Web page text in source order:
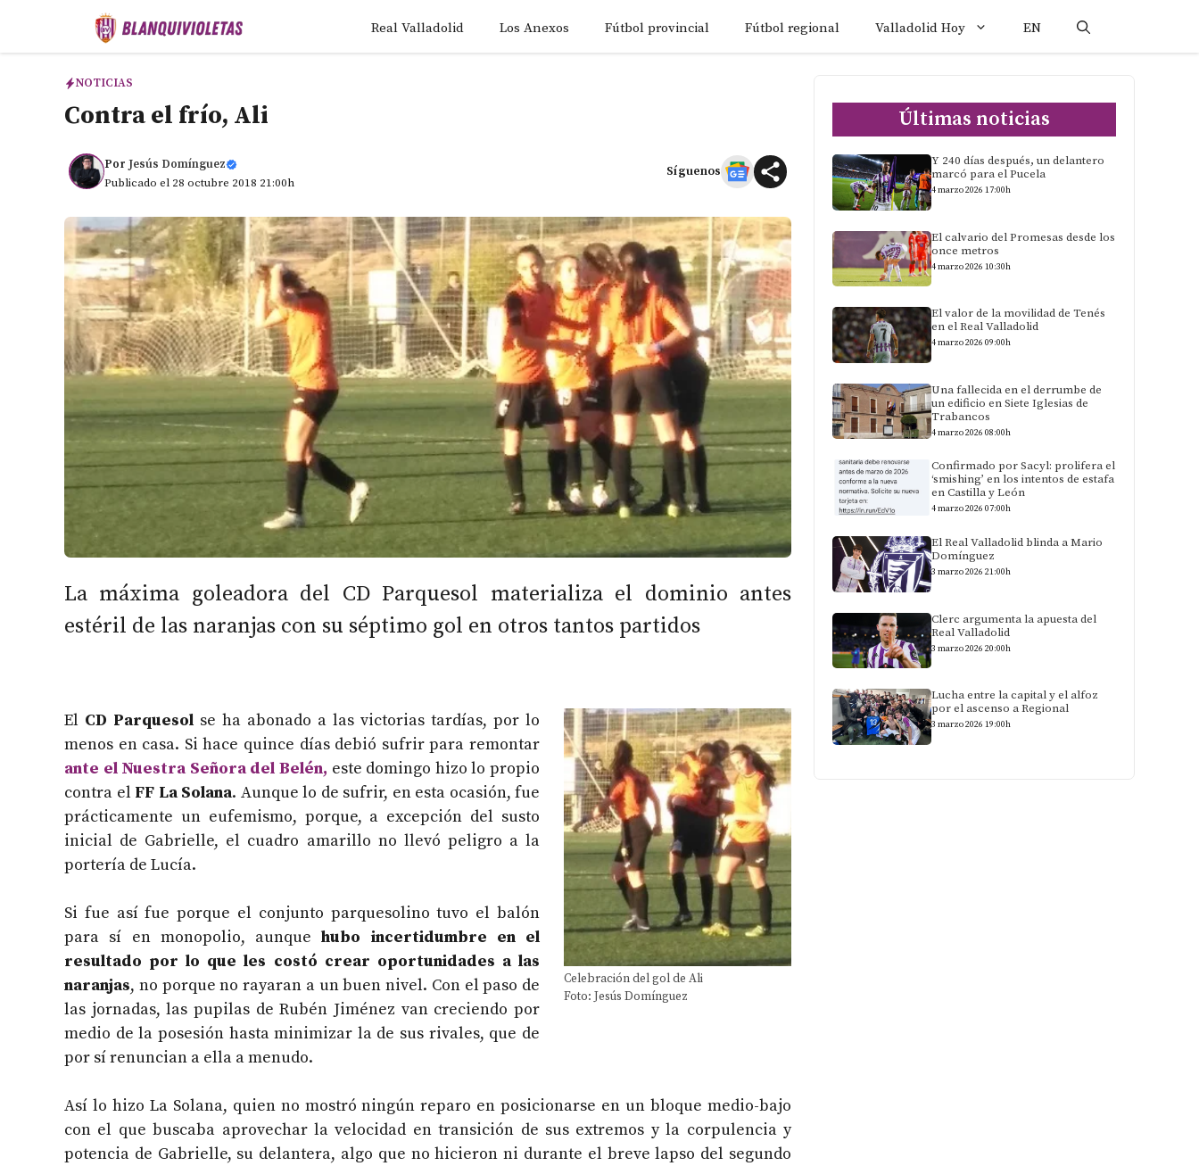
Real Valladolid Los Anexos Fútbol provincial Fútbol regional Valladolid Hoy EN
NOTICIAS
Contra el frío, Ali
Por Jesús Domínguez
Publicado el 28 octubre 2018 21:00h
Síguenos
La máxima goleadora del CD Parquesol materializa el dominio antes
estéril de las naranjas con su séptimo gol en otros tantos partidos
Celebración del gol de Ali
Foto: Jesús Domínguez
El CD Parquesol se ha abonado a las victorias tardías, por lo
menos en casa. Si hace quince días debió sufrir para remontar
ante el Nuestra Señora del Belén, este domingo hizo lo propio
contra el FF La Solana. Aunque lo de sufrir, en esta ocasión, fue
prácticamente un eufemismo, porque, a excepción del susto
inicial de Gabrielle, el cuadro amarillo no llevó peligro a la
portería de Lucía.
Si fue así fue porque el conjunto parquesolino tuvo el balón
para sí en monopolio, aunquehubo incertidumbre en el
resultado por lo que les costó crear oportunidades a las
naranjas, no porque no rayaran a un buen nivel. Con el paso de
las jornadas, las pupilas de Rubén Jiménez van creciendo por
medio de la posesión hasta minimizar la de sus rivales, que de
por sí renuncian a ella a menudo.
Así lo hizo La Solana, quien no mostró ningún reparo en posicionarse en un bloque medio-bajo
con el que buscaba aprovechar la velocidad en transición de sus extremos y la corpulencia y
potencia de Gabrielle, su delantera, algo que no hicieron ni durante el breve lapso del segundo
Últimas noticias
Y 240 días después, un delantero
marcó para el Pucela
4 marzo 2026 17:00h
El calvario del Promesas desde los
once metros
4 marzo 2026 10:30h
El valor de la movilidad de Tenés
en el Real Valladolid
4 marzo 2026 09:00h
Una fallecida en el derrumbe de
un edificio en Siete Iglesias de
Trabancos
4 marzo 2026 08:00h
Confirmado por Sacyl: prolifera el
‘smishing’ en los intentos de estafa
en Castilla y León
4 marzo 2026 07:00h
El Real Valladolid blinda a Mario
Domínguez
3 marzo 2026 21:00h
Clerc argumenta la apuesta del
Real Valladolid
3 marzo 2026 20:00h
Lucha entre la capital y el alfoz
por el ascenso a Regional
3 marzo 2026 19:00h